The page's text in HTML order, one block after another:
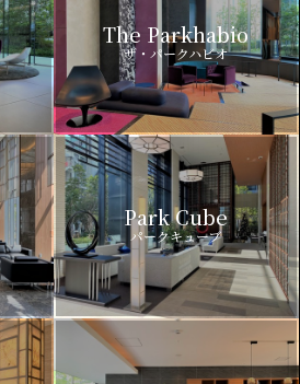
The Parkhabio
ザ・パークハビオ
Park Cube
パークキューブ